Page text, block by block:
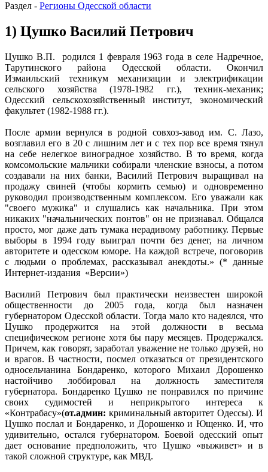
Раздел - Регионы Одесской области
1) Цушко Василий Петрович
Цушко В.П. родился 1 февраля 1963 года в селе Надречное,
Тарутинского района Одесской области. Окончил
Измаильский техникум механизации и электрификации
сельского хозяйства (1978-1982 гг.), техник-механик;
Одесский сельскохозяйственный институт, экономический
факультет (1982-1988 гг.).
После армии вернулся в родной совхоз-завод им. С. Лазо,
возглавил его в 20 с лишним лет и с тех пор все время тянул
на себе нелегкое виноградное хозяйство. В то время, когда
комсомольские мальчики собирали членские взносы, а потом
создавали на них банки, Василий Петрович выращивал на
продажу свиней (чтобы кормить семью) и одновременно
руководил производственным комплексом. Его уважали как
"своего мужика" и слушались как начальника. При этом
никаких "начальнических понтов" он не признавал. Общался
просто, мог даже дать тумака нерадивому работнику. Первые
выборы в 1994 году выиграл почти без денег, на личном
авторитете и одесском юморе. На каждой встрече, поговорив
с людьми о проблемах, рассказывал анекдоты.» (* данные
Интернет-издания «Версии»)
Василий Петрович был практически неизвестен широкой
общественности до 2005 года, когда был назначен
губернатором Одесской области. Тогда мало кто надеялся, что
Цушко продержится на этой должности в весьма
специфическом регионе хотя бы пару месяцев. Продержался.
Причем, как говорят, заработал уважение не только друзей, но
и врагов. В частности, посмел отказаться от президентского
односельчанина Бондаренко, которого Михаил Дорошенко
настойчиво лоббировал на должность заместителя
губернатора. Бондаренко Цушко не понравился по причине
своих судимостей и неприкрытого интереса к
«Контрабасу»(от.админ: криминальный авторитет Одессы). И
Цушко послал и Бондаренко, и Дорошенко и Ющенко. И, что
удивительно, остался губернатором. Боевой одесский опыт
дает основание предположить, что Цушко «выживет» и в
такой сложной структуре, как МВД.